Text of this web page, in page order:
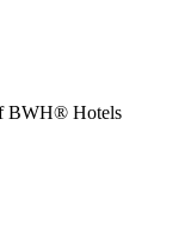
BWH® Hotels